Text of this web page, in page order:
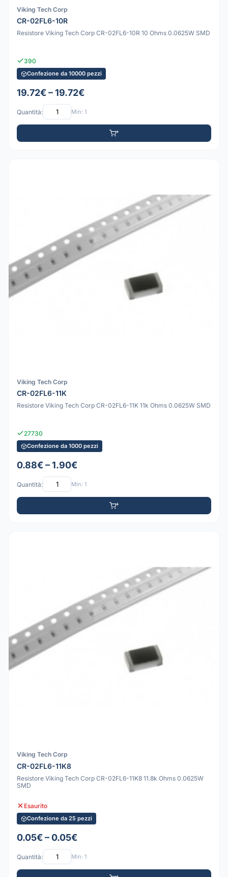
Viking Tech Corp
CR-02FL6-10R
Resistore Viking Tech Corp CR-02FL6-10R 10 Ohms 0.0625W SMD
390
Confezione da 10000 pezzi
19.72€ – 19.72€
Quantità: Min: 1
Viking Tech Corp
CR-02FL6-11K
Resistore Viking Tech Corp CR-02FL6-11K 11k Ohms 0.0625W SMD
27730
Confezione da 1000 pezzi
0.88€ – 1.90€
Quantità: Min: 1
Viking Tech Corp
CR-02FL6-11K8
Resistore Viking Tech Corp CR-02FL6-11K8 11.8k Ohms 0.0625W
SMD
Esaurito
Confezione da 25 pezzi
0.05€ – 0.05€
Quantità: Min: 1